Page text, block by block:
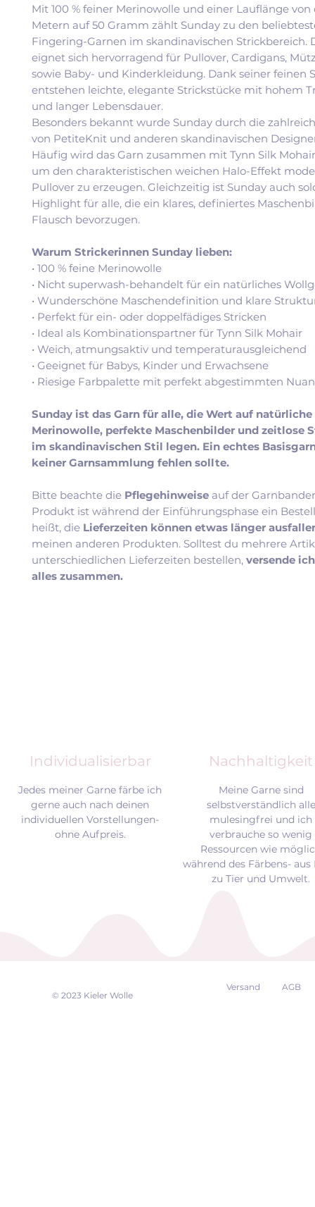
Mit 100 % feiner Merinowolle und einer Lauflänge von
Metern auf 50 Gramm zählt Sunday zu den
Fingering-Garnen im skandinavischen Strickbereich.
eignet sich hervorragend für Pullover, Cardigans,
sowie Baby- und Kinderkleidung. Dank seiner feinen
entstehen leichte, elegante Strickstücke mit hohem
und langer Lebensdauer.
Besonders bekannt wurde Sunday durch die
von PetiteKnit und anderen skandinavischen
Häufig wird das Garn zusammen mit Tynn Silk
um den charakteristischen weichen Halo-Effekt
Pullover zu erzeugen. Gleichzeitig ist Sunday auch
Highlight für alle, die ein klares, definiertes
Flausch bevorzugen.
Warum Strickerinnen Sunday lieben:
• 100 % feine Merinowolle
• Nicht superwash-behandelt für ein natürliches
• Wunderschöne Maschendefinition und klare
• Perfekt für ein- oder doppelfädiges Stricken
• Ideal als Kombinationspartner für Tynn Silk Mohair
• Weich, atmungsaktiv und temperaturausgleichend
• Geeignet für Babys, Kinder und Erwachsene
• Riesige Farbpalette mit perfekt abgestimmten
Sunday ist das Garn für alle, die Wert auf natürliche
Merinowolle, perfekte Maschenbilder und zeitlose
im skandinavischen Stil legen. Ein echtes
keiner Garnsammlung fehlen sollte.
Bitte beachte die Pflegehinweise auf der
Produkt ist während der Einführungsphase ein
heißt, die Lieferzeiten können etwas länger
meinen anderen Produkten. Solltest du mehrere
unterschiedlichen Lieferzeiten bestellen, versende
alles zusammen.
Individualisierbar Nachhaltigkeit
Jedes meiner Garne färbe ich
gerne auch nach deinen
individuellen Vorstellungen-
ohne Aufpreis.
Meine Garne sind
selbstverständlich alle
mulesingfrei und ich
verbrauche so wenig
Ressourcen wie
während des Färbens- aus
zu Tier und Umwelt.
© 2023 Kieler Wolle
Versand AGB